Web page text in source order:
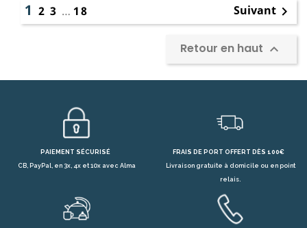
1 2 3 … 18 Suivant 
Retour en haut 
PAIEMENT SÉCURISÉ
CB, PayPal, en 3x, 4x et 10x avec Alma
FRAIS DE PORT OFFERT DÈS 100€
Livraison gratuite à domicile ou en point
relais.